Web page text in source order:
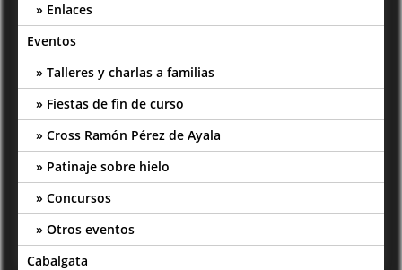
Enlaces
Eventos
Talleres y charlas a familias
Fiestas de fin de curso
Cross Ramón Pérez de Ayala
Patinaje sobre hielo
Concursos
Otros eventos
Cabalgata